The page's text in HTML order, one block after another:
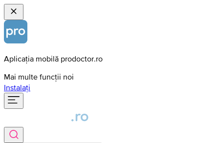
Aplicația mobilă prodoctor.ro
Mai multe funcții noi
Instalați